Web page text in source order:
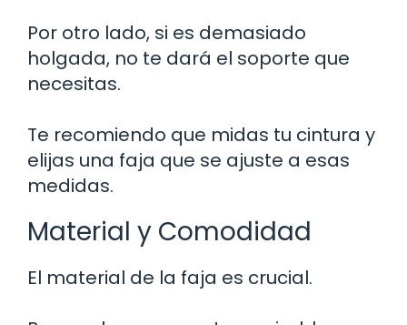
Por otro lado, si es demasiado
holgada, no te dará el soporte que
necesitas.
Te recomiendo que midas tu cintura y
elijas una faja que se ajuste a esas
medidas.
Material y Comodidad
El material de la faja es crucial.